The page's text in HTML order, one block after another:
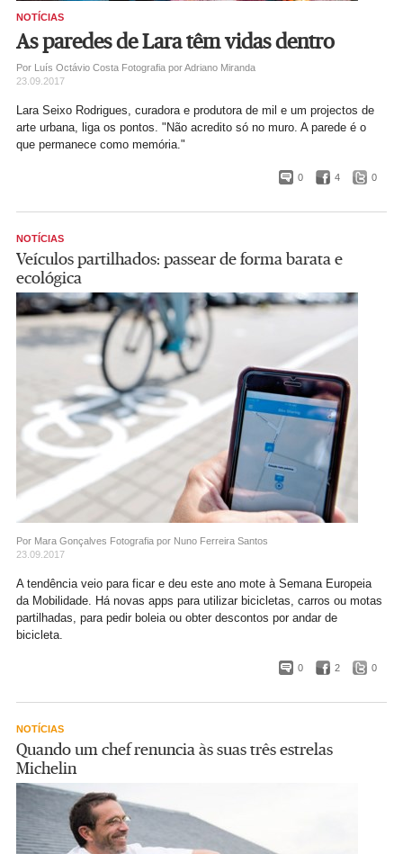
NOTÍCIAS
As paredes de Lara têm vidas dentro
Por Luís Octávio Costa Fotografia por Adriano Miranda
23.09.2017
Lara Seixo Rodrigues, curadora e produtora de mil e um projectos de
arte urbana, liga os pontos. "Não acredito só no muro. A parede é o
que permanece como memória."
0 4 0
NOTÍCIAS
Veículos partilhados: passear de forma barata e
ecológica
Por Mara Gonçalves Fotografia por Nuno Ferreira Santos
23.09.2017
A tendência veio para ficar e deu este ano mote à Semana Europeia
da Mobilidade. Há novas apps para utilizar bicicletas, carros ou motas
partilhadas, para pedir boleia ou obter descontos por andar de
bicicleta.
0 2 0
NOTÍCIAS
Quando um chef renuncia às suas três estrelas
Michelin